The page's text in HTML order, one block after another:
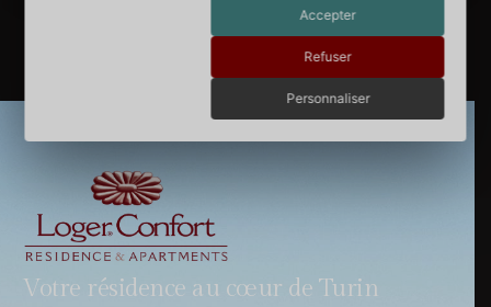
Votre résidence au cœur de Turin
Accepter
Refuser
Personnaliser